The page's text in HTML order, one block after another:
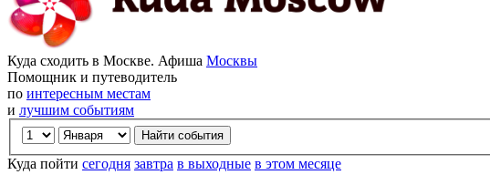
Куда сходить в Москве. Афиша Москвы
Помощник и путеводитель
по интересным местам
и лучшим событиям
Куда пойти сегодня завтра в выходные в этом месяце